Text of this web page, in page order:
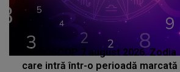
HOROSCOP 7 august 2026. Zodia
care intră într-o perioadă marcată